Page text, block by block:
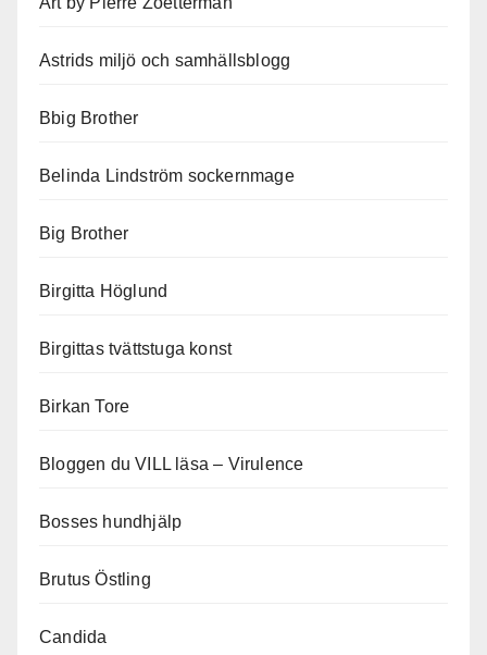
Astrids miljö och samhällsblogg
Bbig Brother
Belinda Lindström sockernmage
Big Brother
Birgitta Höglund
Birgittas tvättstuga konst
Birkan Tore
Bloggen du VILL läsa – Virulence
Bosses hundhjälp
Brutus Östling
Candida